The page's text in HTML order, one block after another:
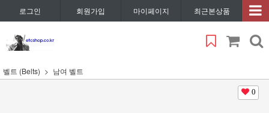
로그인 회원가입 마이페이지 최근본상품
벨트 (Belts) 남여 벨트
0